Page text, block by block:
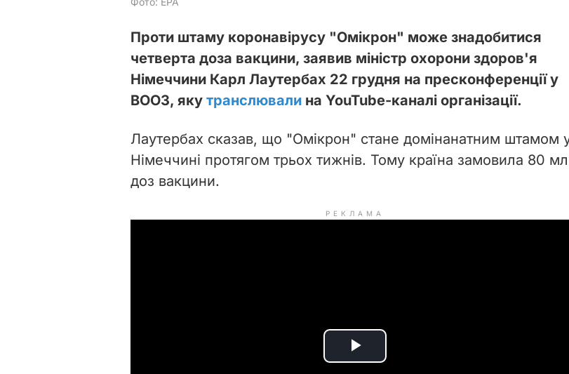
Проти штаму коронавірусу "Омікрон" може знадобитися
четверта доза вакцини, заявив міністр охорони здоров'я
Німеччини Карл Лаутербах 22 грудня на пресконференції у
ВООЗ, яку транслювали на YouTube-каналі організації.
Лаутербах сказав, що "Омікрон" стане домінанатним штамом
Німеччині протягом трьох тижнів. Тому країна замовила 80
доз вакцини.
РЕКЛАМА
P